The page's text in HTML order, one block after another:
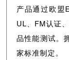
产品通过欧盟
UL、FM认证
品性能测试。
家标准制定。